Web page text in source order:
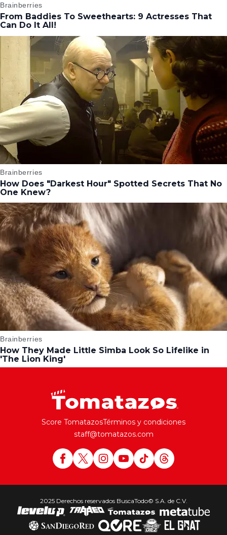
Score TomatazosTérminos y condiciones
staff@tomatazos.com
2025 Derechos reservados BuscaTodo© S.A. de C.V.